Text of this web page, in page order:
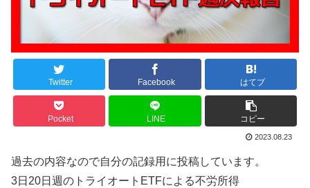
Twitter Facebook はてブ
Pocket LINE コピー
2023.08.23
過去の内容なので自分の記録用に投稿しています。
3日20日週のトライオートETFによる不労所得